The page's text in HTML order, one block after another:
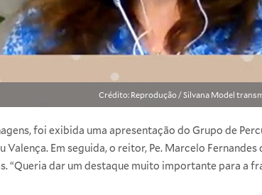
Crédito: Reprodução / Silvana Model
foi exibida uma apresentação do Grupo de
Valença. Em seguida, o reitor, Pe. Marcelo
“Queria dar um destaque muito importante para a